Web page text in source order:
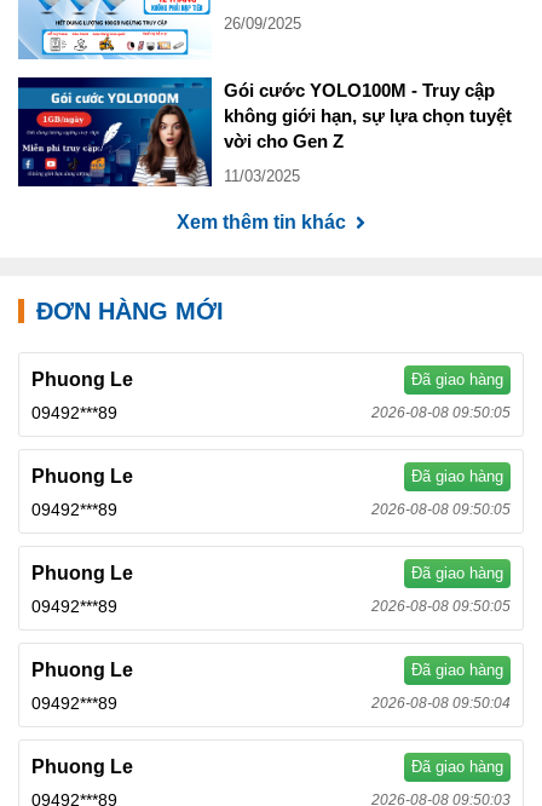
26/09/2025
Gói cước YOLO100M - Truy cập
không giới hạn, sự lựa chọn tuyệt
vời cho Gen Z
11/03/2025
Xem thêm tin khác
ĐƠN HÀNG MỚI
Phuong Le Đã giao hàng
09492***89 2026-08-08 09:50:05
Phuong Le Đã giao hàng
09492***89 2026-08-08 09:50:05
Phuong Le Đã giao hàng
09492***89 2026-08-08 09:50:05
Phuong Le Đã giao hàng
09492***89 2026-08-08 09:50:04
Phuong Le Đã giao hàng
09492***89 2026-08-08 09:50:03